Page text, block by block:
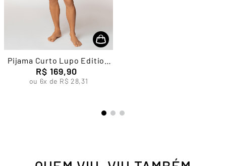
Pijama Curto Lupo Edition
Masculino
R$ 169,90
ou 6x de R$ 28,31